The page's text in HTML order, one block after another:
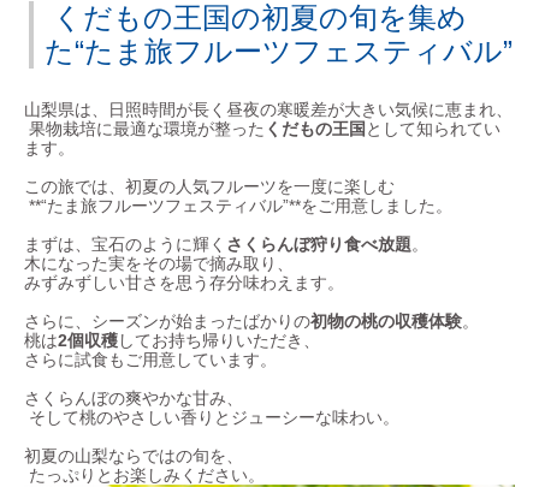
くだもの王国の初夏の旬を集め
た“たま旅フルーツフェスティバル”
山梨県は、日照時間が長く昼夜の寒暖差が大きい気候に恵まれ、
果物栽培に最適な環境が整った くだもの王国 として知られてい
ます。
この旅では、初夏の人気フルーツを一度に楽しむ
**“たま旅フルーツフェスティバル”**をご用意しました。
まずは、宝石のように輝く さくらんぼ狩り食べ放題。
木になった実をその場で摘み取り、
みずみずしい甘さを思う存分味わえます。
さらに、シーズンが始まったばかりの初物の桃の収穫体験。
桃は2個収穫してお持ち帰りいただき、
さらに試食もご用意しています。
さくらんぼの爽やかな甘み、
そして桃のやさしい香りとジューシーな味わい。
初夏の山梨ならではの旬を、
たっぷりとお楽しみください。